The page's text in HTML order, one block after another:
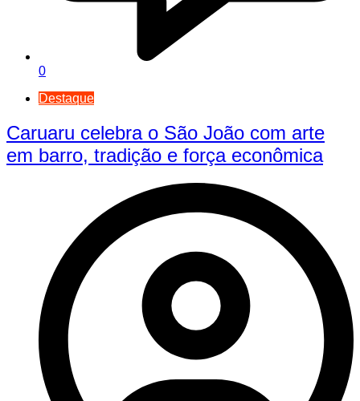
0
Destaque
Caruaru celebra o São João com arte
em barro, tradição e força econômica